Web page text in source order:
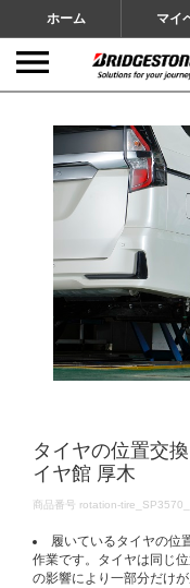
ホーム マイ
タイヤの位置交
イヤ館 厚木
DETAILS
商品番号 rotation-
履いているタイヤの位
作業です。タイヤは同じ
の影響により一部分だけ